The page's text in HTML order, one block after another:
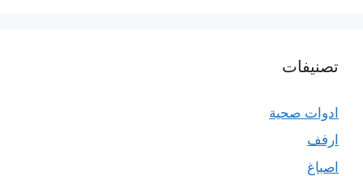
تصنيفات
ادوات صحية
ارفف
اصباغ